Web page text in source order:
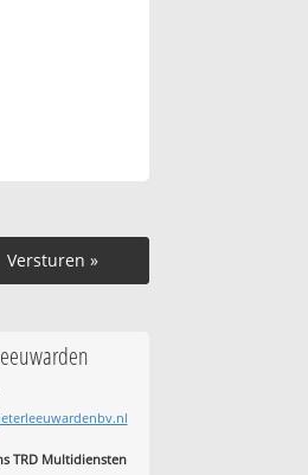
Versturen »
TRD Multidiensten